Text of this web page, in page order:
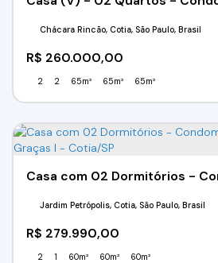
R$ 260.000,00
Chácara Rincão, Cotia, São Paulo, Brasil
2 2 65m² 65m² 65m²
R$ 279.990,00
Jardim Petrópolis, Cotia, São Paulo, Brasil
2 1 60m² 60m² 60m²